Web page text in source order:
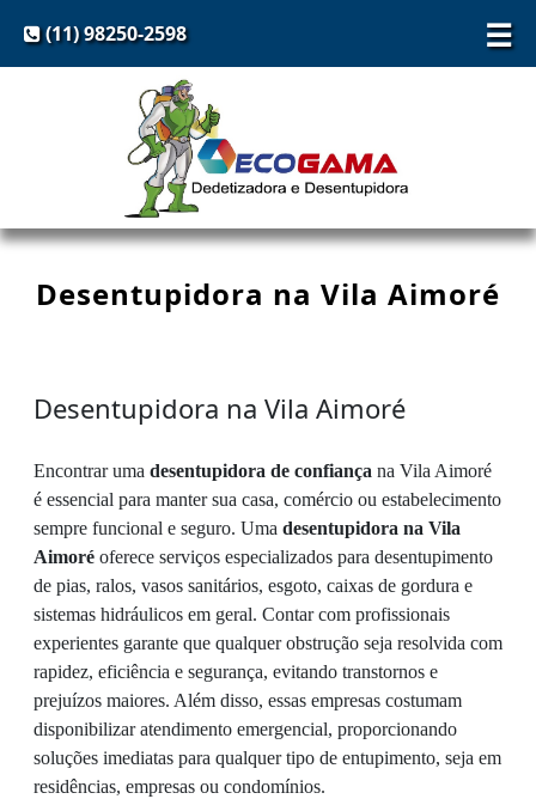
☰
(11) 98250-2598
Desentupidora na Vila Aimoré
Desentupidora na Vila Aimoré
Encontrar uma desentupidora de confiança na Vila Aimoré
é essencial para manter sua casa, comércio ou estabelecimento
sempre funcional e seguro. Uma desentupidora na Vila
Aimoré oferece serviços especializados para desentupimento
de pias, ralos, vasos sanitários, esgoto, caixas de gordura e
sistemas hidráulicos em geral. Contar com profissionais
experientes garante que qualquer obstrução seja resolvida com
rapidez, eficiência e segurança, evitando transtornos e
prejuízos maiores. Além disso, essas empresas costumam
disponibilizar atendimento emergencial, proporcionando
soluções imediatas para qualquer tipo de entupimento, seja em
residências, empresas ou condomínios.